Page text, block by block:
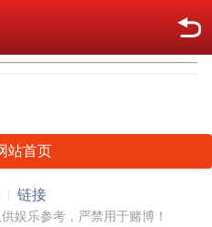
站首页
链接
娱乐参考，严禁用于赌博！